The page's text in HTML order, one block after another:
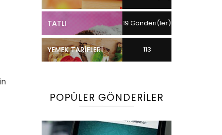
TATLI 19 Gönderi(ler)
YEMEK TARIFLERI 113
POPÜLER GÖNDERILER